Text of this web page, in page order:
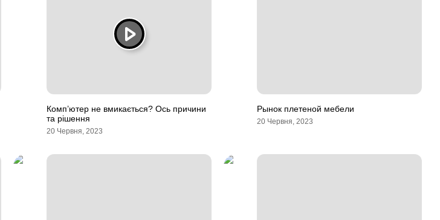
Комп’ютер не вмикається? Ось причини
та рішення
20 Червня, 2023
Рынок плетеной мебели
20 Червня, 2023